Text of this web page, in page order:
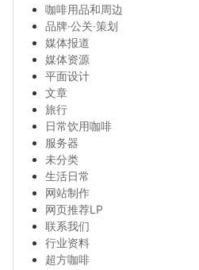
咖啡用品和周边
品牌·公关·策划
媒体报道
媒体资源
平面设计
文章
旅行
日常饮用咖啡
服务器
未分类
生活日常
网站制作
网页推荐LP
联系我们
行业资料
超方咖啡